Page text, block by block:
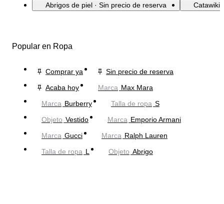
Abrigos de piel · Sin precio de reserva Catawiki
Popular en Ropa
Comprar ya
Sin precio de reserva
Acaba hoy
Marca Max Mara
Marca Burberry Talla de ropa S
Objeto Vestido Marca Emporio Armani
Marca Gucci Marca Ralph Lauren
Talla de ropa L Objeto Abrigo